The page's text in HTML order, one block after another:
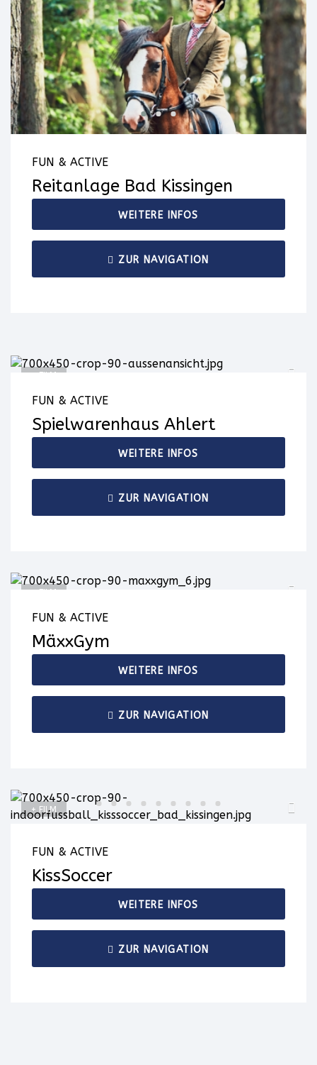
FUN & ACTIVE
Reitanlage Bad Kissingen
WEITERE INFOS
ZUR NAVIGATION
+ FILM
FUN & ACTIVE
Spielwarenhaus Ahlert
WEITERE INFOS
ZUR NAVIGATION
+ FILM
FUN & ACTIVE
MäxxGym
WEITERE INFOS
ZUR NAVIGATION
+ FILM
FUN & ACTIVE
KissSoccer
WEITERE INFOS
ZUR NAVIGATION